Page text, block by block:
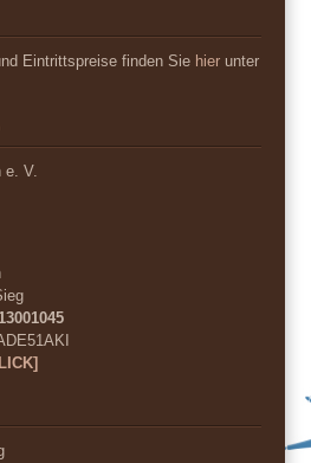
Eintrittspreise finden Sie hier unter
e. V.